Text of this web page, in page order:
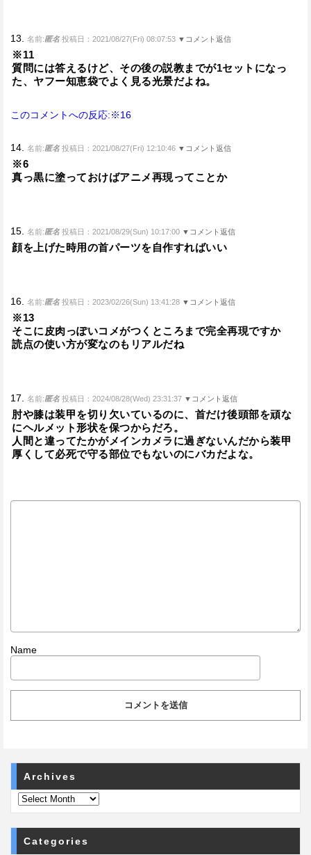
13. 名前:匿名 投稿日：2021/08/27(Fri) 08:07:53 ▼コメント返信
※11
質問には答えるけど、その後の説教までが1セットになっ
た、ヤフー知恵袋でよく見る光景だよね。
このコメントへの反応:※16
14. 名前:匿名 投稿日：2021/08/27(Fri) 12:10:46 ▼コメント返信
※6
真っ黒に塗っておけばアニメ再現ってことか
15. 名前:匿名 投稿日：2021/08/29(Sun) 10:17:00 ▼コメント返信
顔を上げた時用の首パーツを自作すればいい
16. 名前:匿名 投稿日：2023/02/26(Sun) 13:41:28 ▼コメント返信
※13
そこに皮肉っぽいコメがつくところまで完全再現ですか
読点の使い方が変なのもリアルだね
17. 名前:匿名 投稿日：2024/08/28(Wed) 23:31:37 ▼コメント返信
肘や膝は装甲を切り欠いているのに、首だけ後頭部を頑な
にヘルメット形状を保つからだろ。
人間と違ってたかがメインカメラに過ぎないんだから装甲
厚くして必死で守る部位でもないのにバカだよな。
Name
Archives
Categories